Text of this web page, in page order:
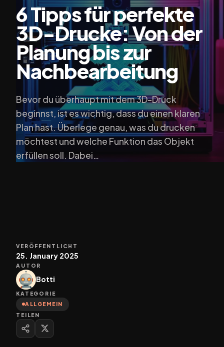
6 Tipps für perfekte
3D-Drucke: Von der
Planung bis zur
Nachbearbeitung
Bevor du überhaupt mit dem 3D-Druck
beginnst, ist es wichtig, dass du einen klaren
Plan hast. Überlege genau, was du drucken
möchtest und welche Funktion das Objekt
erfüllen soll. Dabei…
VERÖFFENTLICHT
25. January 2025
AUTOR
Botti
KATEGORIE
ALLGEMEIN
TEILEN